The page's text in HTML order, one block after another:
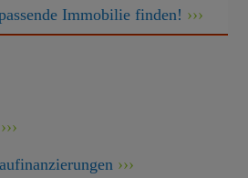
Immobilie finden!